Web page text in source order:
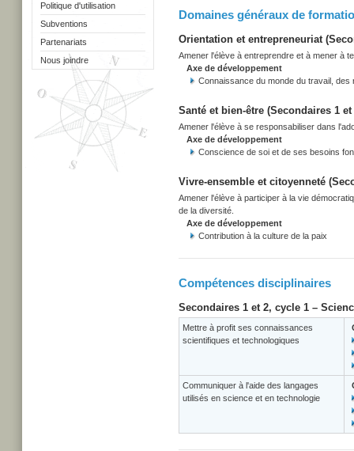
Politique d'utilisation
Subventions
Partenariats
Nous joindre
Domaines généraux de
Orientation et entrepreneuriat
Amener l'élève à entreprendre et à mener à
Axe de développement
Connaissance du monde du travail,
Santé et bien-être (Secondaires 1
Amener l'élève à se responsabiliser dans
Axe de développement
Conscience de soi et de ses besoins
Vivre-ensemble et citoyenneté
Amener l'élève à participer à la vie
de la diversité.
Axe de développement
Contribution à la culture de la paix
Compétences disciplinaires
Secondaires 1 et 2, cycle 1 –
Mettre à profit ses connaissances
scientifiques et technologiques
Communiquer à l'aide des langages
utilisés en science et en technologie